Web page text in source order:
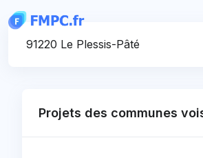
Projets des communes
Panneau de gestion des cookies